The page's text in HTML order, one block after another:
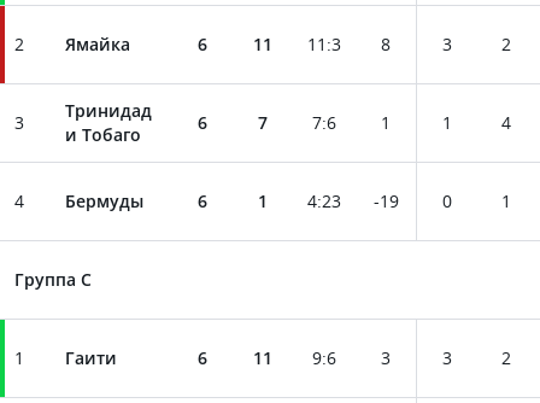
2 Ямайка 6 11 11 :3 8 3 2
3
Тринидад
и Тобаго
6 7 7:6 1 1 4
4 Бермуды 6 1 4:23 -19 0 1
Группа C
1 Гаити 6 11 9:6 3 3 2